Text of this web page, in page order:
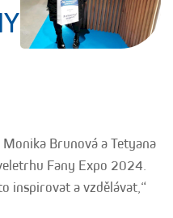
Brunová a Tetyana
Fany Expo 2024.
inspirovat a vzdělávat,“